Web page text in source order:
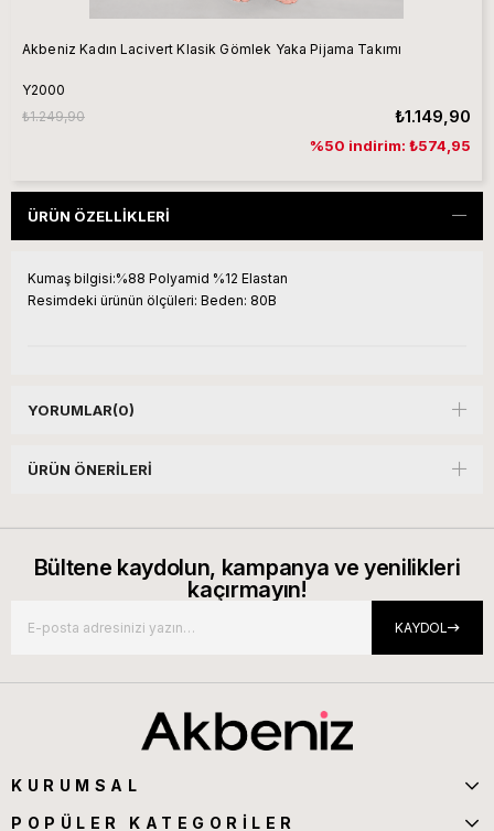
Akbeniz Kadın Lacivert Klasik Gömlek Yaka Pijama Takımı
Y2000
₺1.149,90
₺1.249,90
%50 indirim: ₺574,95
ÜRÜN ÖZELLIKLERI
Kumaş bilgisi:%88 Polyamid %12 Elastan
Resimdeki ürünün ölçüleri: Beden: 80B
YORUMLAR(0)
ÜRÜN ÖNERILERI
Bültene kaydolun, kampanya ve yenilikleri
kaçırmayın!
KAYDOL
KURUMSAL
POPÜLER KATEGORİLER